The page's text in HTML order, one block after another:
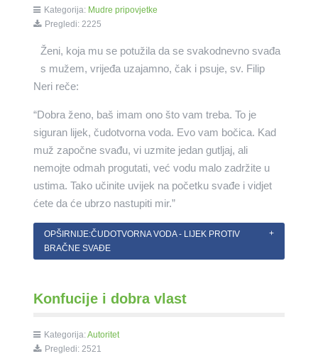
Kategorija: Mudre pripovjetke
Pregledi: 2225
Ženi, koja mu se potužila da se svakodnevno svađa
s mužem, vrijeđa uzajamno, čak i psuje, sv. Filip
Neri reče:
“Dobra ženo, baš imam ono što vam treba. To je
siguran lijek, čudotvorna voda. Evo vam bočica. Kad
muž započne svađu, vi uzmite jedan gutljaj, ali
nemojte odmah progutati, već vodu malo zadržite u
ustima. Tako učinite uvijek na početku svađe i vidjet
ćete da će ubrzo nastupiti mir.”
OPŠIRNIJE:ČUDOTVORNA VODA - LIJEK PROTIV
BRAČNE SVAĐE
Konfucije i dobra vlast
Kategorija:Autoritet
Pregledi: 2521